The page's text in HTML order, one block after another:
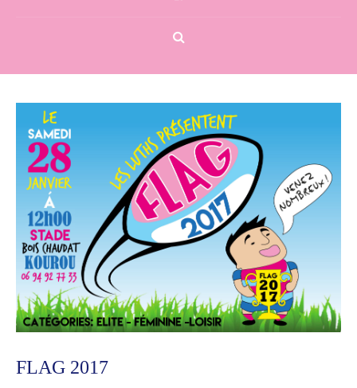
FLAG 2017